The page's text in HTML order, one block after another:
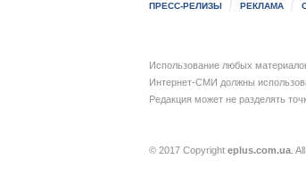
ПРЕСС-РЕЛИЗЫ РЕКЛАМА
Использование любых
Интернет-СМИ должны
Редакция может не разделять
© 2017 Copyright eplus.com.ua.